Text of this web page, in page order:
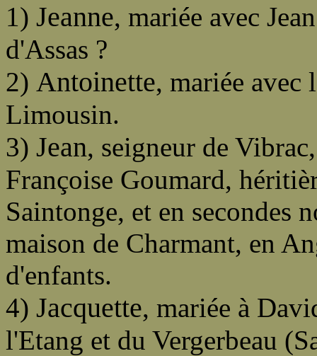
1) Jeanne, mariée avec
d'Assas ?
2) Antoinette, mariée avec
Limousin.
3) Jean, seigneur de
Françoise Goumard,
Saintonge, et en secondes
maison de Charmant, en
d'enfants.
4) Jacquette, mariée à
l'Etang et du Vergerbeau